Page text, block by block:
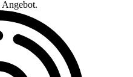
Angebot.